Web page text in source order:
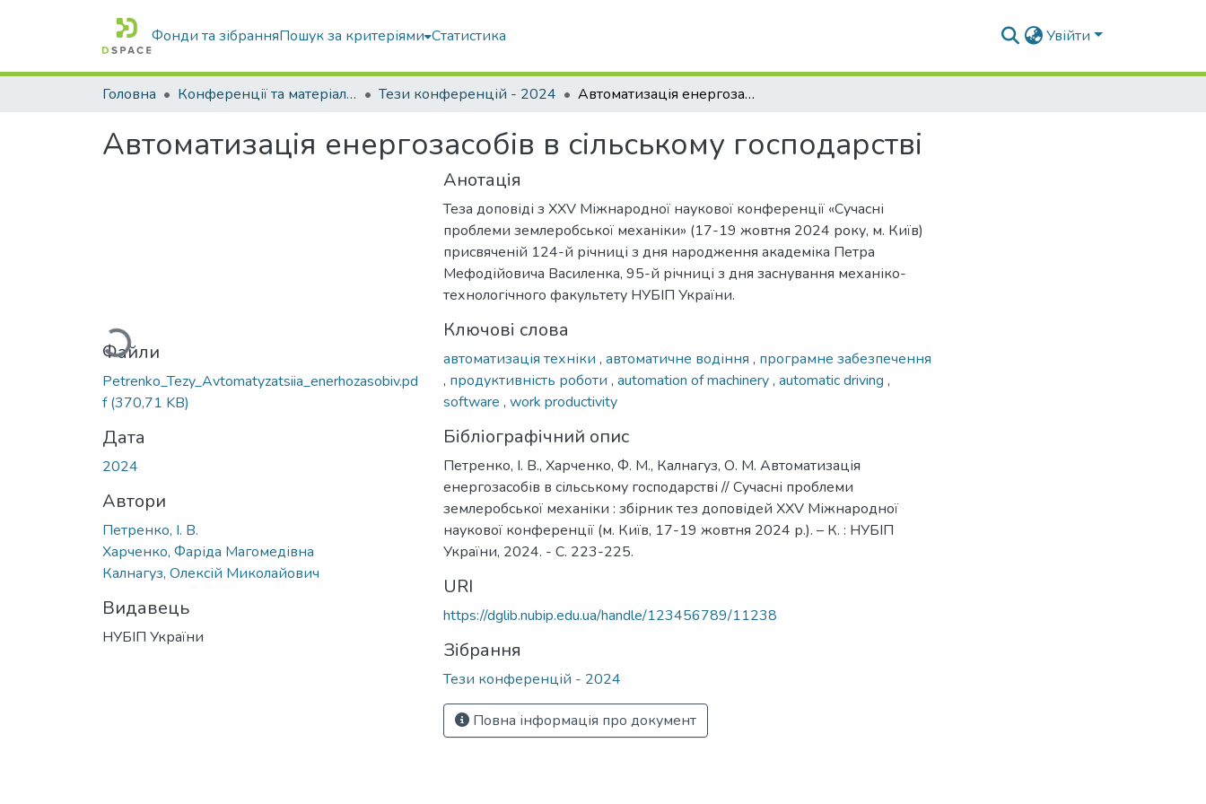
Фонди та зібранняПошук за критеріями Статистика Увійти
Головна Конференції та матеріали конференцій Тези конференцій - 2024 Автоматизація енергозасобів в сільському господарстві
Автоматизація енергозасобів в сільському господарстві
Вантажиться...
Файли
Petrenko_Tezy_Avtomatyzatsiia_enerhozasobiv.pd
f(370,71 KB)
Дата
2024
Автори
Петренко, І. В.
Харченко, Фаріда Магомедівна
Калнагуз, Олексій Миколайович
Видавець
НУБІП України
Анотація
Теза доповіді з XXV Міжнародної наукової конференції «Сучасні
проблеми землеробської механіки» (17-19 жовтня 2024 року, м. Київ)
присвяченій 124-й річниці з дня народження академіка Петра
Мефодійовича Василенка, 95-й річниці з дня заснування механіко-
технологічного факультету НУБІП України.
Ключові слова
автоматизація техніки , автоматичне водіння , програмне забезпечення
, продуктивність роботи , automation of machinery, automatic driving ,
software , work productivity
Бібліографічний опис
Петренко, І. В., Харченко, Ф. М., Калнагуз, О. М. Автоматизація
енергозасобів в сільському господарстві // Сучасні проблеми
землеробської механіки : збірник тез доповідей XXV Міжнародної
наукової конференції (м. Київ, 17-19 жовтня 2024 р.). – К. : НУБІП
України, 2024. - С. 223-225.
URI
https://dglib.nubip.edu.ua/handle/123456789/11238
Зібрання
Тези конференцій - 2024
Повна інформація про документ